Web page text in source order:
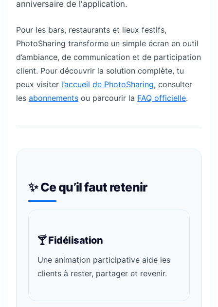
anniversaire de l'application.
Pour les bars, restaurants et lieux festifs,
PhotoSharing transforme un simple écran en outil
d’ambiance, de communication et de participation
client. Pour découvrir la solution complète, tu
peux visiter l’accueil de PhotoSharing, consulter
les abonnements ou parcourir la FAQ officielle.
✨ Ce qu’il faut retenir
🍸 Fidélisation
Une animation participative aide les
clients à rester, partager et revenir.